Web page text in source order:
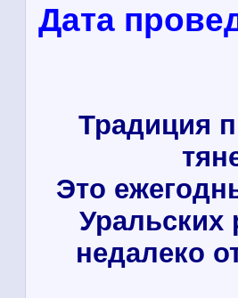
Дата
Традиция
Это
Уральских
недалеко